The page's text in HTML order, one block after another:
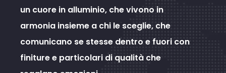
un cuore in alluminio, che vivono in
armonia insieme a chi le sceglie, che
comunicano se stesse dentro e fuori con
finiture e particolari di qualità che